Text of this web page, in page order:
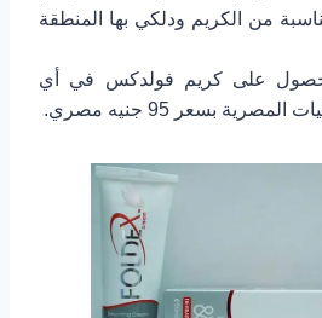
من الكريم ودلكي بها المنطقة
على كريم فولدكس في أي
بسعر 95 جنيه مصري.